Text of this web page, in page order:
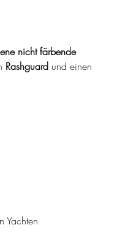
nicht färbende
Rashguard und einen
Yachten